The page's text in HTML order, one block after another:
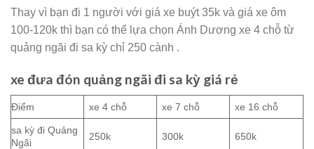
Thay vì bạn đi 1 người với giá xe buýt 35k và giá xe ôm
100-120k thì bạn có thể lựa chọn Ánh Dương xe 4 chỗ từ
quảng ngãi đi sa kỳ chỉ 250 cành .
xe đưa đón quảng ngãi đi sa kỳ giá rẻ
Điểm xe 4 chỗ xe 7 chỗ xe 16 chỗ
sa kỳ đi Quảng
Ngãi
250k 300k 650k